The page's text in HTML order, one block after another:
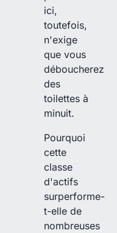
ici,
toutefois,
n'exige
que vous
déboucherez
des
toilettes à
minuit.
Pourquoi
cette
classe
d'actifs
surperforme-
t-elle de
nombreuses